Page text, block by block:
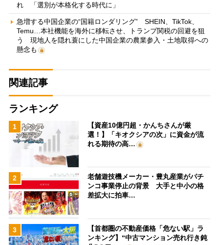
れ 「選別が本格化する時代に」
急増する中国企業の“国籍ロンダリング” SHEIN、TikTok、
Temu…本社機能を海外に移転させ、トランプ関税の回避を狙
う 現地人を隠れ蓑にした中国企業の農業参入・土地取得への
懸念も
関連記事
ランキング
1
【資産10億円超・かんちさんが厳
選！】「キオクシアの次」に資金が流
れる期待の高…
2
老舗遊技機メーカー・豊丸産業がパチ
ンコ事業停止の背景 大手と中小の格
差拡大に拍車…
3
【首都圏の不動産価格「危ない駅」ラ
ンキング】“中古マンション売れ行き鈍